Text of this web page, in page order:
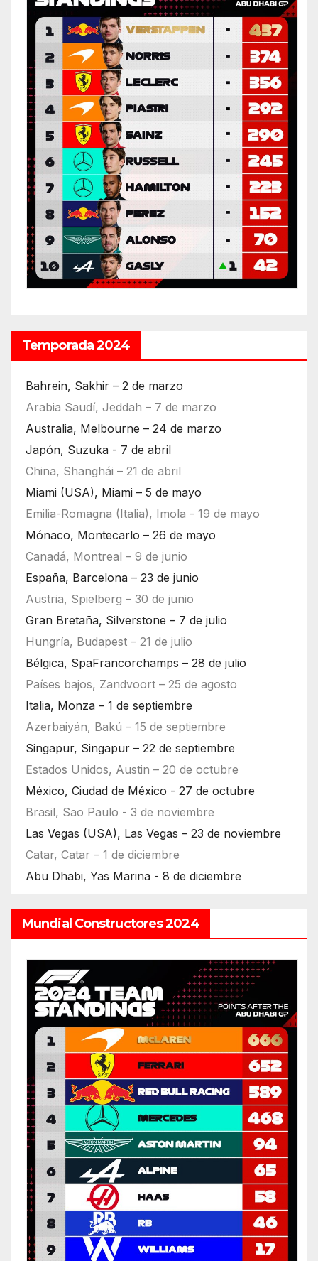
Temporada 2024
Bahrein, Sakhir – 2 de marzo
Arabia Saudí, Jeddah – 7 de marzo
Australia, Melbourne – 24 de marzo
Japón, Suzuka - 7 de abril
China, Shanghái – 21 de abril
Miami (USA), Miami – 5 de mayo
Emilia-Romagna (Italia), Imola - 19 de mayo
Mónaco, Montecarlo – 26 de mayo
Canadá, Montreal – 9 de junio
España, Barcelona – 23 de junio
Austria, Spielberg – 30 de junio
Gran Bretaña, Silverstone – 7 de julio
Hungría, Budapest – 21 de julio
Bélgica, SpaFrancorchamps – 28 de julio
Países bajos, Zandvoort – 25 de agosto
Italia, Monza – 1 de septiembre
Azerbaiyán, Bakú – 15 de septiembre
Singapur, Singapur – 22 de septiembre
Estados Unidos, Austin – 20 de octubre
México, Ciudad de México - 27 de octubre
Brasil, Sao Paulo - 3 de noviembre
Las Vegas (USA), Las Vegas – 23 de noviembre
Catar, Catar – 1 de diciembre
Abu Dhabi, Yas Marina - 8 de diciembre
Mundial Constructores 2024